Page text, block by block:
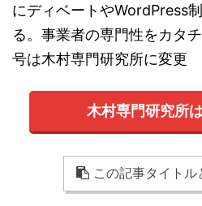
にディベートやWordPress
る。事業者の専門性をカタ
号は木村専門研究所に変更
木村専門研究所
この記事タイトル